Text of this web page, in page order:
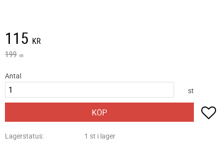
Nedsatt pris:
115 KR
Ordinarie pris:
199 KR
Antal
st
KÖP
Lagerstatus
1 st i lager